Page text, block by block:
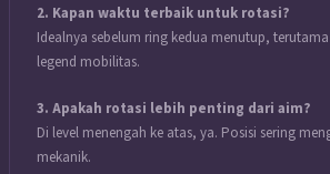
2. Kapan waktu terbaik untuk rotasi?
Idealnya sebelum ring kedua menutup,
legend mobilitas.
3. Apakah rotasi lebih penting dari aim?
Di level menengah ke atas, ya. Posisi sering
mekanik.